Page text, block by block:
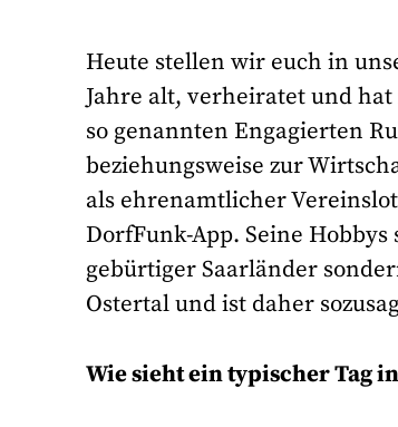
Heute stellen wir euch in
Jahre alt, verheiratet und hat
so genannten Engagierten
beziehungsweise zur
als ehrenamtlicher
DorfFunk-App. Seine
gebürtiger Saarländer
Ostertal und ist daher
Wie sieht ein typischer Tag